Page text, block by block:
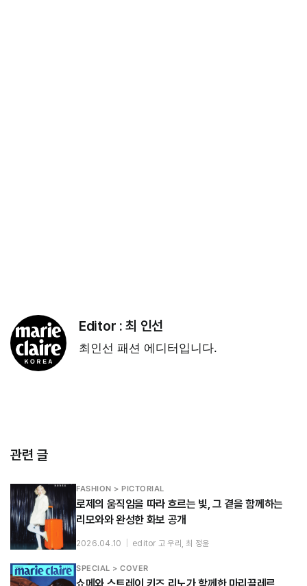
Editor :최 인선
최인선 패션 에디터입니다.
관련 글
FASHION > PICTORIAL
로제의 움직임을 따라 흐르는 빛, 그 곁을 함께하는
리모와와 완성한 화보 공개
2026.04.10 editor 고 우리, 최 정윤
SPECIAL > COVER